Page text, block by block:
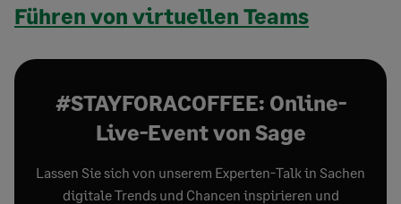
Führen von virtuellen Teams
#STAYFORACOFFEE: Online-​
Live-Event von Sage
Lassen Sie sich von unserem Experten-​Talk in Sachen
digitale Trends und Chancen inspirieren und